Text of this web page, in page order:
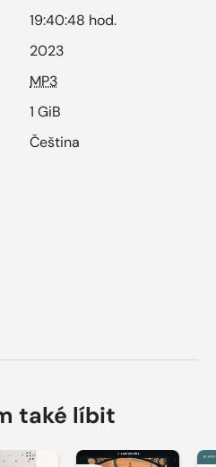
19:40:48 hod.
2023
MP3
1 GiB
Čeština
také líbit